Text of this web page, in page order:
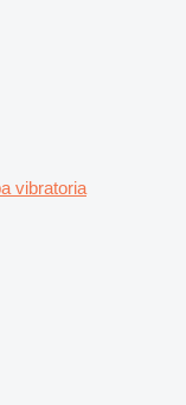
vibratoria